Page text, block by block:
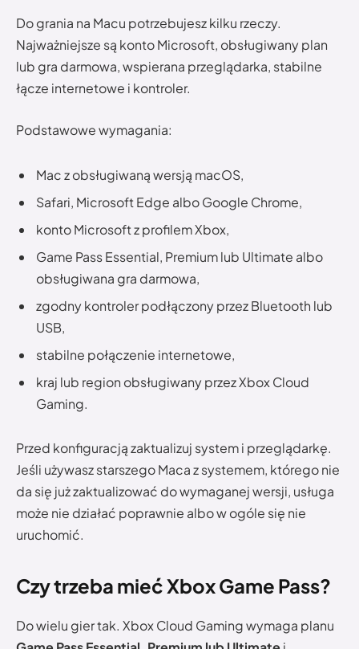
Do grania na Macu potrzebujesz kilku rzeczy.
Najważniejsze są konto Microsoft, obsługiwany plan
lub gra darmowa, wspierana przeglądarka, stabilne
łącze internetowe i kontroler.
Podstawowe wymagania:
Mac z obsługiwaną wersją macOS,
Safari, Microsoft Edge albo Google Chrome,
konto Microsoft z profilem Xbox,
Game Pass Essential, Premium lub Ultimate albo
obsługiwana gra darmowa,
zgodny kontroler podłączony przez Bluetooth lub
USB,
stabilne połączenie internetowe,
kraj lub region obsługiwany przez Xbox Cloud
Gaming.
Przed konfiguracją zaktualizuj system i przeglądarkę.
Jeśli używasz starszego Maca z systemem, którego nie
da się już zaktualizować do wymaganej wersji, usługa
może nie działać poprawnie albo w ogóle się nie
uruchomić.
Czy trzeba mieć Xbox Game Pass?
Do wielu gier tak. Xbox Cloud Gaming wymaga planu